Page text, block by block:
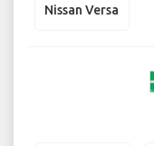
Nissan Versa